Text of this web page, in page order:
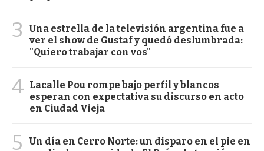
3
Una estrella de la televisión argentina fue a
ver el show de Gustaf y quedó deslumbrada:
"Quiero trabajar con vos"
4 Lacalle Pou rompe bajo perfil y blancos
esperan con expectativa su discurso en acto
en Ciudad Vieja
5
Un día en Cerro Norte: un disparo en el pie en